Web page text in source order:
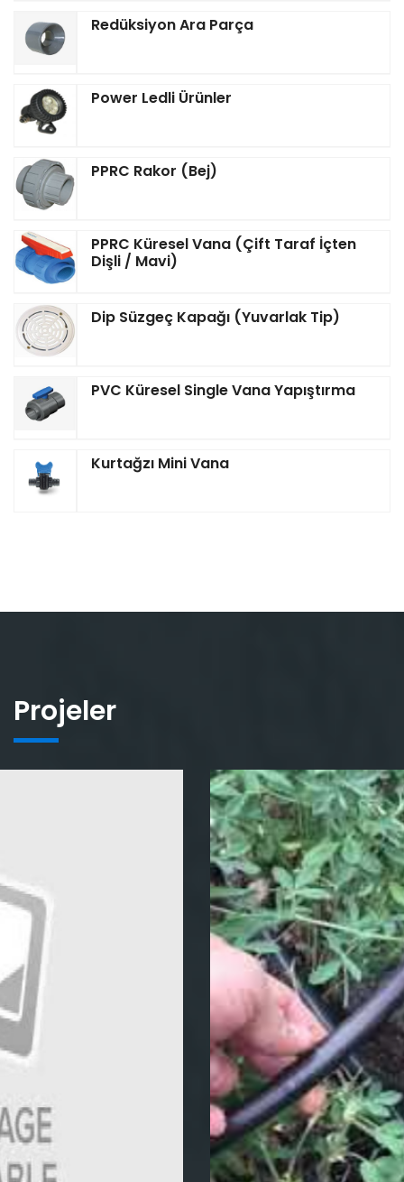
Redüksiyon Ara Parça
Power Ledli Ürünler
PPRC Rakor (Bej)
PPRC Küresel Vana (Çift Taraf İçten
Dişli / Mavi)
Dip Süzgeç Kapağı (Yuvarlak Tip)
PVC Küresel Single Vana Yapıştırma
Kurtağzı Mini Vana
Projeler